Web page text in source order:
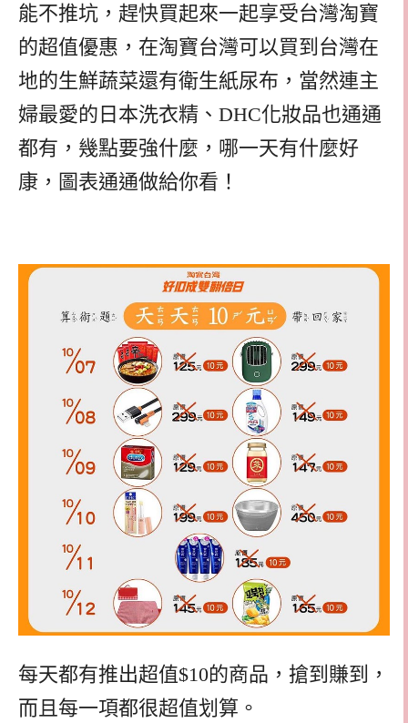
能不推坑，趕快買起來一起享受台灣淘寶
的超值優惠，在淘寶台灣可以買到台灣在
地的生鮮蔬菜還有衛生紙尿布，當然連主
婦最愛的日本洗衣精、DHC化妝品也通通
都有，幾點要強什麼，哪一天有什麼好
康，圖表通通做給你看！
每天都有推出超值$10的商品，搶到賺到，
而且每一項都很超值划算。